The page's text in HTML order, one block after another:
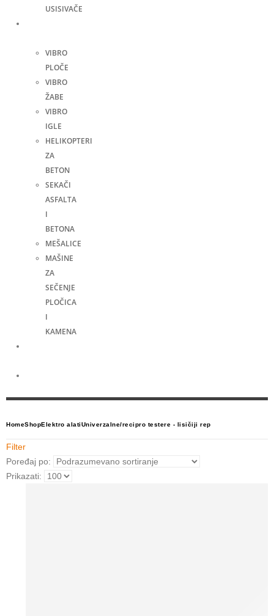
USISIVAČE
VIBRO
PLOČE
VIBRO
ŽABE
VIBRO
IGLE
HELIKOPTERI
ZA
BETON
SEKAČI
ASFALTA
I
BETONA
MEŠALICE
MAŠINE
ZA
SEČENJE
PLOČICA
I
KAMENA
HomeShopElektro alatiUniverzalne/recipro testere - lisičiji rep
Filter
Poređaj po:
Prikazati: